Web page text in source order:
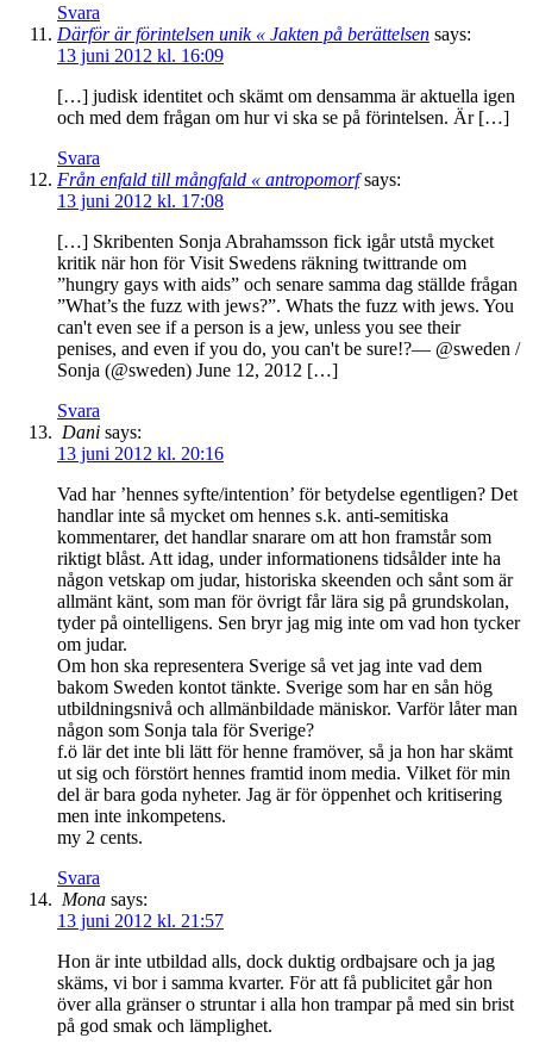
Svara
Därför är förintelsen unik « Jakten på berättelsen says:
13 juni 2012 kl. 16:09
[…] judisk identitet och skämt om densamma är aktuella igen
och med dem frågan om hur vi ska se på förintelsen. Är […]
Svara
Från enfald till mångfald « antropomorf says:
13 juni 2012 kl. 17:08
[…] Skribenten Sonja Abrahamsson fick igår utstå mycket
kritik när hon för Visit Swedens räkning twittrande om
”hungry gays with aids” och senare samma dag ställde frågan
”What’s the fuzz with jews?”. Whats the fuzz with jews. You
can't even see if a person is a jew, unless you see their
penises, and even if you do, you can't be sure!?— @sweden /
Sonja (@sweden) June 12, 2012 […]
Svara
Dani says:
13 juni 2012 kl. 20:16
Vad har ’hennes syfte/intention’ för betydelse egentligen? Det
handlar inte så mycket om hennes s.k. anti-semitiska
kommentarer, det handlar snarare om att hon framstår som
riktigt blåst. Att idag, under informationens tidsålder inte ha
någon vetskap om judar, historiska skeenden och sånt som är
allmänt känt, som man för övrigt får lära sig på grundskolan,
tyder på ointelligens. Sen bryr jag mig inte om vad hon tycker
om judar.
Om hon ska representera Sverige så vet jag inte vad dem
bakom Sweden kontot tänkte. Sverige som har en sån hög
utbildningsnivå och allmänbildade mäniskor. Varför låter man
någon som Sonja tala för Sverige?
f.ö lär det inte bli lätt för henne framöver, så ja hon har skämt
ut sig och förstört hennes framtid inom media. Vilket för min
del är bara goda nyheter. Jag är för öppenhet och kritisering
men inte inkompetens.
my 2 cents.
Svara
Mona says:
13 juni 2012 kl. 21:57
Hon är inte utbildad alls, dock duktig ordbajsare och ja jag
skäms, vi bor i samma kvarter. För att få publicitet går hon
över alla gränser o struntar i alla hon trampar på med sin brist
på god smak och lämplighet.